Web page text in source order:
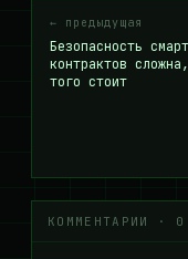
← предыдущая
Безопасность
контрактов
того стоит
КОММЕНТАРИИ · 0